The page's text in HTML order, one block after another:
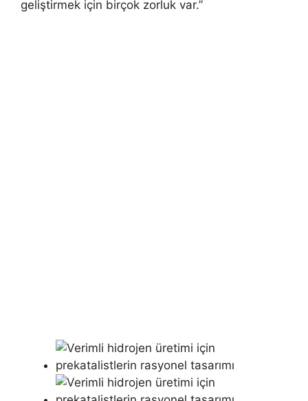
geliştirmek için birçok zorluk var.”